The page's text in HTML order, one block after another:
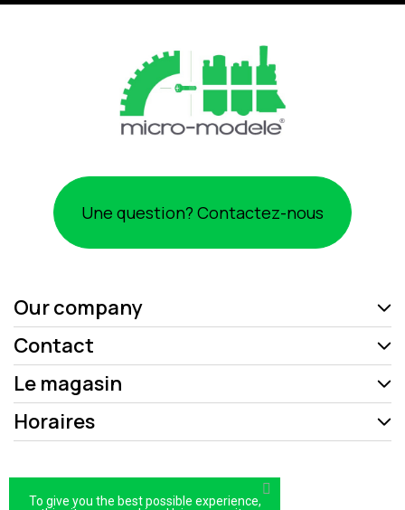
Une question? Contactez-nous
Our company
Contact
Le magasin
Horaires
To give you the best possible experience,